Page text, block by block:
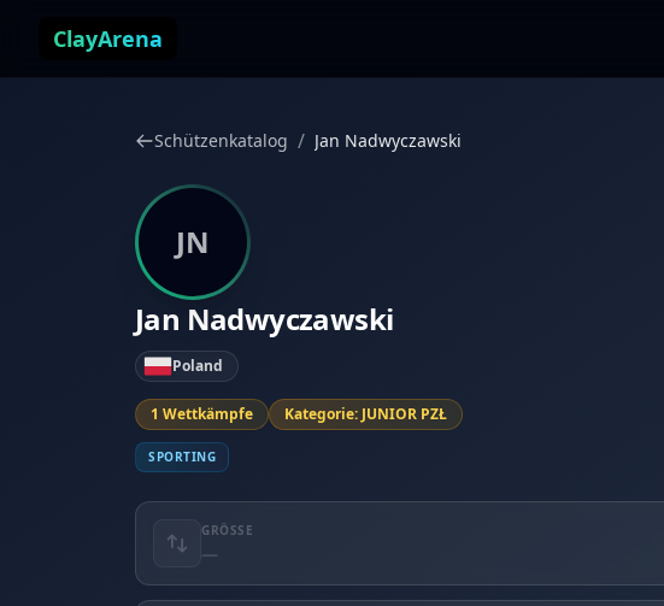
ClayArena
Schützenkatalog / Jan Nadwyczawski
JN
Jan Nadwyczawski
Poland
1 Wettkämpfe Kategorie: JUNIOR PZŁ
SPORTING
GRÖSSE
—